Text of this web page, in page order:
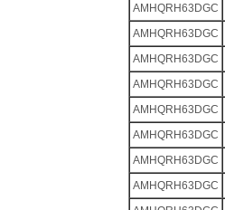
AMHQRH63DGC
AMHQRH63DGC
AMHQRH63DGC
AMHQRH63DGC
AMHQRH63DGC
AMHQRH63DGC
AMHQRH63DGC
AMHQRH63DGC